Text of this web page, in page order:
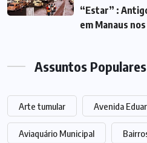
“Estar” :
em Manaus
Assuntos Populares
Arte tumular Avenida
Aviaquário Municipal